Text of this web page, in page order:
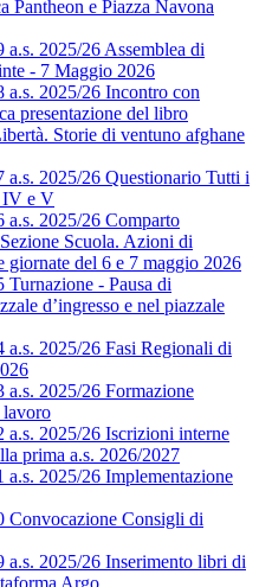
Pantheon e Piazza Navona
a.s. 2025/26 Assemblea di
- 7 Maggio 2026
a.s. 2025/26 Incontro con
presentazione del libro
Storie di ventuno afghane
a.s. 2025/26 Questionario Tutti i
IV e V
a.s. 2025/26 Comparto
Scuola. Azioni di
giornate del 6 e 7 maggio 2026
Turnazione - Pausa di
d’ingresso e nel piazzale
a.s. 2025/26 Fasi Regionali di
a.s. 2025/26 Formazione
lavoro
a.s. 2025/26 Iscrizioni interne
prima a.s. 2026/2027
a.s. 2025/26 Implementazione
Convocazione Consigli di
a.s. 2025/26 Inserimento libri di